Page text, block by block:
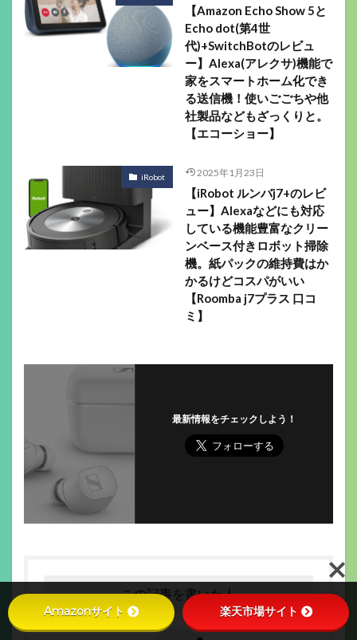
【Amazon Echo Show 5と
Echo dot(第4世
代)+SwitchBotのレビュ
ー】Alexa(アレクサ)機能で
家をスマートホーム化でき
る送信機！使いごごちや他
社製品などもざっくりと。
【エコーショー】
iRobot 2025年1月23日
【iRobot ルンバj7+のレビ
ュー】Alexaなどにも対応
している機能豊富なクリー
ンベース付きロボット掃除
機。紙パックの維持費はか
かるけどコスパがいい
【Roomba j7プラス 口コ
ミ】
最新情報をチェックしよう！
この記事を書いた人
Amazonサイト 楽天市場サイト